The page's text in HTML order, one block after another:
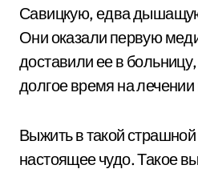
Савицкую, едва
Они оказали первую
доставили ее в
долгое время на
Выжить в такой
настоящее чудо. Такое